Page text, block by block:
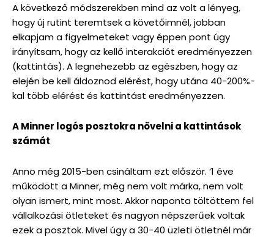
A következő módszerekben mind az volt a lényeg,
hogy új rutint teremtsek a követőimnél, jobban
elkapjam a figyelmeteket vagy éppen pont úgy
irányítsam, hogy az kellő interakciót eredményezzen
(kattintás). A legnehezebb az egészben, hogy az
elején be kell áldoznod elérést, hogy utána 40-200%-
kal több elérést és kattintást eredményezzen.
A Minner logós posztokra növelni a kattintások
számát
Anno még 2015-ben csináltam ezt először. ‘1 éve
működött a Minner, még nem volt márka, nem volt
olyan ismert, mint most. Akkor naponta töltöttem fel
vállalkozási ötleteket és nagyon népszerűek voltak
ezek a posztok. Mivel úgy a 30-40 üzleti ötletnél már